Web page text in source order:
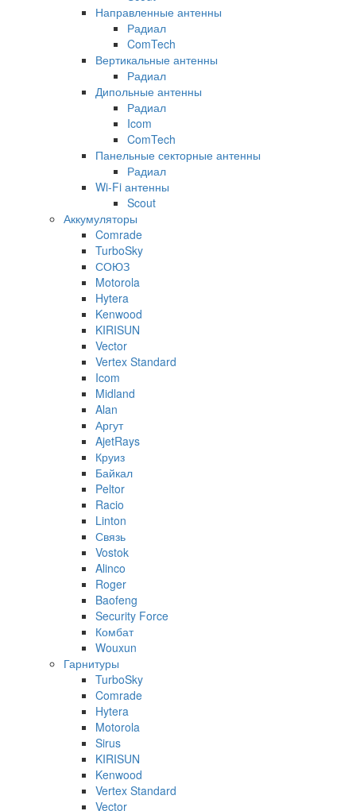
Направленные антенны
Радиал
ComTech
Вертикальные антенны
Радиал
Дипольные антенны
Радиал
Icom
ComTech
Панельные секторные антенны
Радиал
Wi-Fi антенны
Scout
Аккумуляторы
Comrade
TurboSky
СОЮЗ
Motorola
Hytera
Kenwood
KIRISUN
Vector
Vertex Standard
Icom
Midland
Alan
Аргут
AjetRays
Круиз
Байкал
Peltor
Racio
Linton
Связь
Vostok
Alinco
Roger
Baofeng
Security Force
Комбат
Wouxun
Гарнитуры
TurboSky
Comrade
Hytera
Motorola
Sirus
KIRISUN
Kenwood
Vertex Standard
Vector